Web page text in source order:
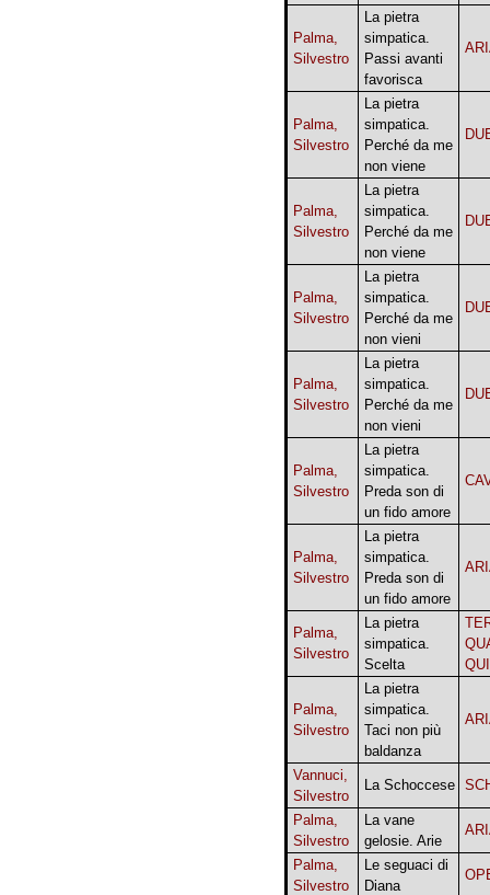
Palma,
Silvestro
La pietra
simpatica.
Passi avanti
favorisca
Palma,
Silvestro
La pietra
simpatica.
Perché da me
non viene
Palma,
Silvestro
La pietra
simpatica.
Perché da me
non viene
Palma,
Silvestro
La pietra
simpatica.
Perché da me
non vieni
Palma,
Silvestro
La pietra
simpatica.
Perché da me
non vieni
Palma,
Silvestro
La pietra
simpatica.
Preda son di
un fido amore
Palma,
Silvestro
La pietra
simpatica.
Preda son di
un fido amore
Palma,
Silvestro
La pietra
simpatica.
Scelta
Palma,
Silvestro
La pietra
simpatica.
Taci non più
baldanza
Vannuci,
Silvestro
La Schoccese
Palma,
Silvestro
La vane
gelosie. Arie
Palma,
Silvestro
Le seguaci di
Diana